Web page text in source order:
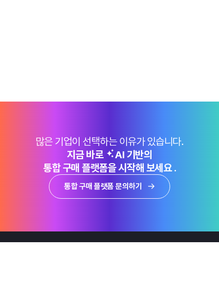
많은 기업이 선택하는 이유가 있습니다.
지금 바로
AI 기반의
통합 구매 플랫폼을 시작해 보세요 .
통합 구매 플랫폼 문의하기